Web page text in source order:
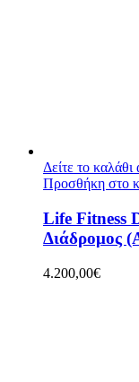
Δείτε το
Προσθήκη στο
Life Fitness
Διάδρομος
4.200,00€